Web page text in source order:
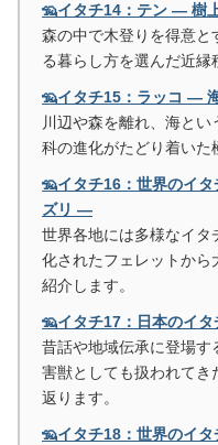
🦡イタチ14：テン ― 樹
森の中で木登りを得意と
る暮らし方を選んだ近縁
🦡イタチ15：ラッコ ―
川辺や森を離れ、海と
科の進化がたどり着いた
🦡イタチ16：世界のイ
ズリ ―
世界各地には多様なイ
化されたフェレットから
紹介します。
🦡イタチ17：日本のイ
昔話や地域伝承に登場す
害獣としても扱われてき
返ります。
🦡イタチ18：世界のイ